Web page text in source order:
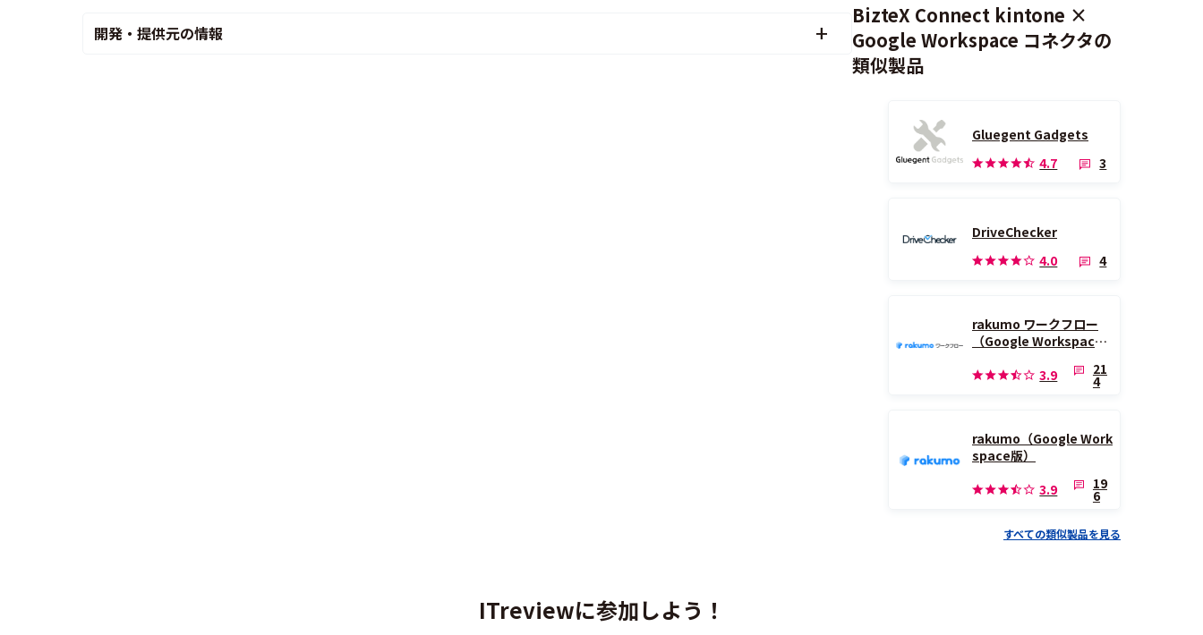
開発・提供元の情報
BizteX Connect kintone ×
Google Workspace コネクタの
類似製品
Gluegent Gadgets
4.7
3
DriveChecker
4.0
4
rakumo ワークフロー
（Google Workspace
3.9
21
4
rakumo（Google Work
space版）
3.9
19
6
すべての類似製品を見る
ITreviewに参加しよう！